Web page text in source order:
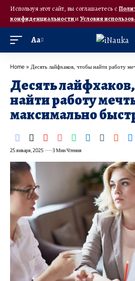
Используя этот сайт, вы соглашаетесь с
конфиденциальностииУсловия
Аа
Home » Десять лайфхаков, чтобы найти работу
Десять
найти работу
максимально
25 января, 2025 3 Мин Чтения